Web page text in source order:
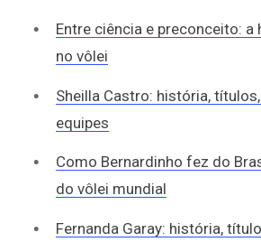
Entre ciência e preconceito:
no vôlei
Sheilla Castro: história,
equipes
Como Bernardinho fez do
do vôlei mundial
Fernanda Garay: história,